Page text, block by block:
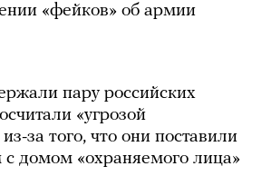
«фейков» об армии
пару российских
«угрозой
за того, что они поставили
с домом «охраняемого лица»